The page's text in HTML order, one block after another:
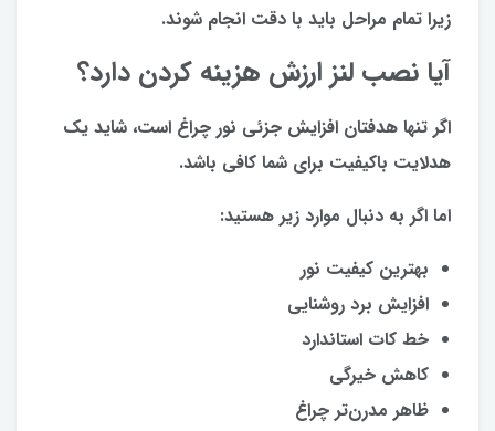
زیرا تمام مراحل باید با دقت انجام شوند.
آیا نصب لنز ارزش هزینه کردن دارد؟
اگر تنها هدفتان افزایش جزئی نور چراغ است، شاید یک
هدلایت باکیفیت برای شما کافی باشد.
اما اگر به دنبال موارد زیر هستید:
بهترین کیفیت نور
افزایش برد روشنایی
خط کات استاندارد
کاهش خیرگی
ظاهر مدرن‌تر چراغ